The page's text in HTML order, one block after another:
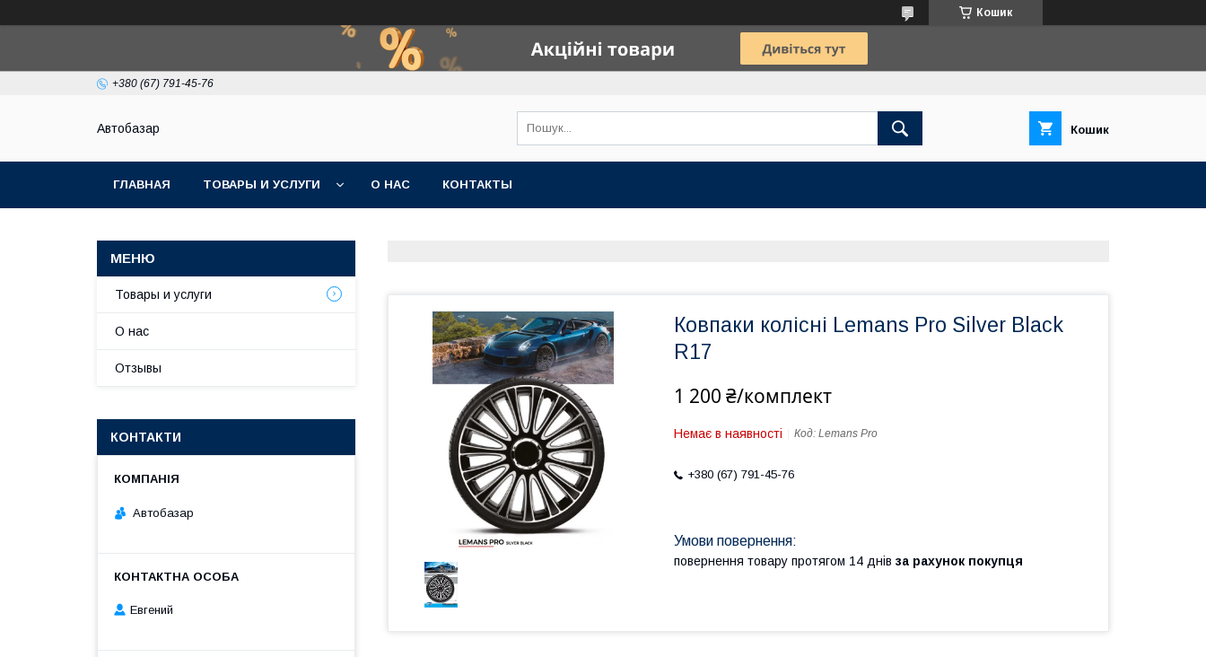
Кошик
+380 (67) 791-45-76
Автобазар Кошик
ГЛАВНАЯ ТОВАРЫ И УСЛУГИ О НАС КОНТАКТЫ
Ковпаки колісні Lemans Pro Silver Black
R17
1 200 ₴/комплект
Немає в наявності Код: Lemans Pro
+380 (67) 791-45-76
повернення товару протягом 14 днів за рахунок покупця
Товары и услуги
О нас
Отзывы
КОНТАКТИ
Автобазар
Евгений